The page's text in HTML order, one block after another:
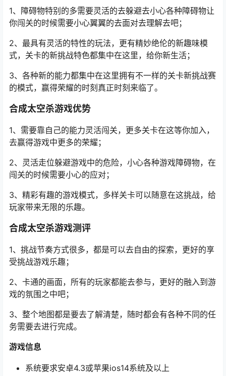
1、障碍物特别的多需要灵活的去躲避去小心各种障碍物让
你闯关的时候需要小心翼翼的去面对去理解去吧；
2、最具有灵活的特性的玩法，更有精妙绝伦的新趣味模
式，关卡的新挑战特色都集中在这里，给你新生活；
3、各种新的能力都集中在这里拥有不一样的关卡新挑战赛
的模式，赢得荣耀的时刻真正时刻来临了。
合成太空杀游戏优势
1、需要靠自己的能力灵活闯关，更多关卡在这等你加入，
去赢得游戏中更多的荣耀；
2、灵活走位躲避游戏中的危险，小心各种游戏障碍物，在
闯关的时候需要小心的应对；
3、精彩有趣的游戏模式，多样关卡可以随意在这挑战，给
玩家带来无限的乐趣。
合成太空杀游戏测评
1、挑战节奏方式很多，都是可以去自由的探索，更好的享
受挑战游戏乐趣；
2、卡通的画面，所有的玩家都能去参与，更好的融入到游
戏的氛围之中吧；
3、整个地图都是要去了解清楚，随时都会有各种不同的任
务需要去进行完成。
游戏信息
系统要求安卓4.3或苹果ios14系统及以上